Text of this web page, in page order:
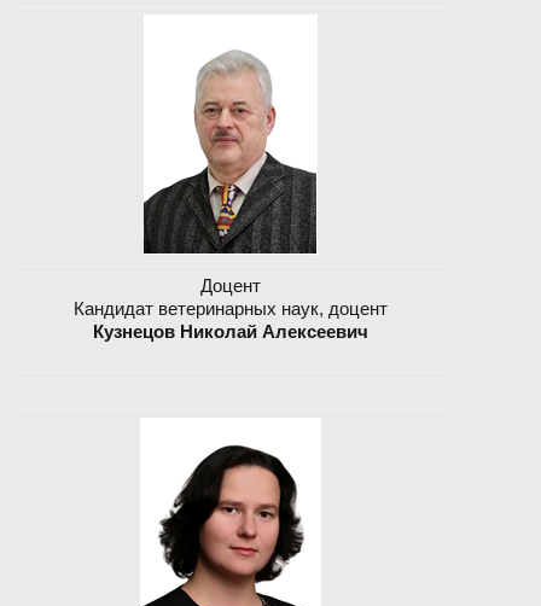
Доцент
Кандидат ветеринарных наук, доцент
Кузнецов Николай Алексеевич